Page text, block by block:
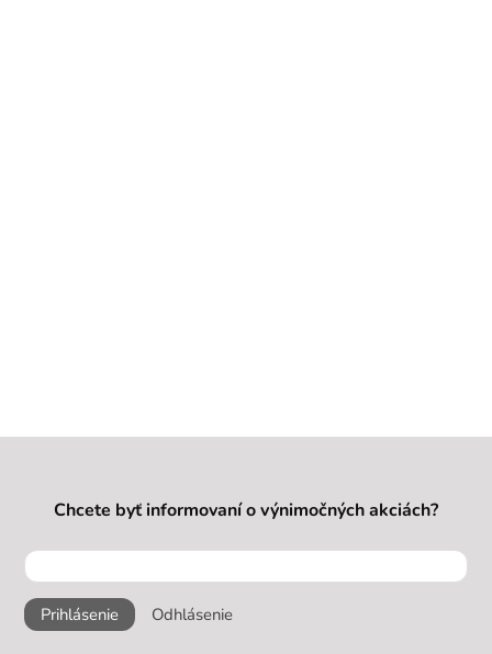
Chcete byť informovaní o výnimočných akciách?
Prihlásenie Odhlásenie